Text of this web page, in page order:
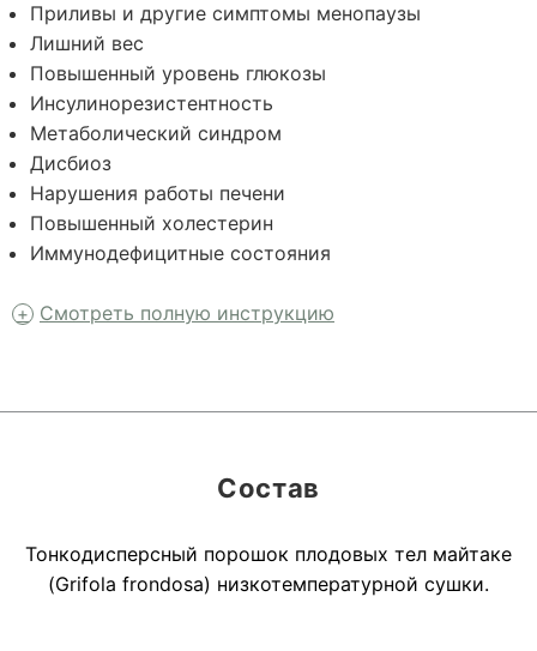
Приливы и другие симптомы менопаузы
Лишний вес
Повышенный уровень глюкозы
Инсулинорезистентность
Метаболический синдром
Дисбиоз
Нарушения работы печени
Повышенный холестерин
Иммунодефицитные состояния
Смотреть полную инструкцию
Состав
Тонкодисперсный порошок плодовых тел майтаке
(Grifola frondosa) низкотемпературной сушки.